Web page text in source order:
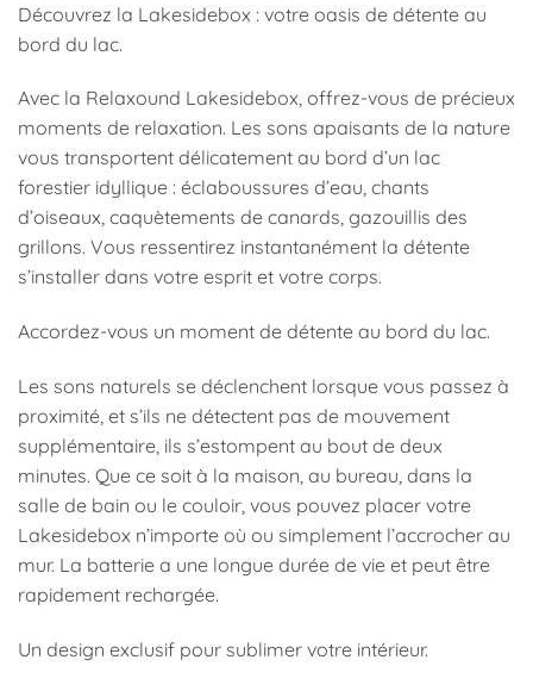
Découvrez la Lakesidebox : votre oasis de détente au
bord du lac.
Avec la Relaxound Lakesidebox, offrez-vous de précieux
moments de relaxation. Les sons apaisants de la nature
vous transportent délicatement au bord d’un lac
forestier idyllique : éclaboussures d’eau, chants
d’oiseaux, caquètements de canards, gazouillis des
grillons. Vous ressentirez instantanément la détente
s’installer dans votre esprit et votre corps.
Accordez-vous un moment de détente au bord du lac.
Les sons naturels se déclenchent lorsque vous passez à
proximité, et s’ils ne détectent pas de mouvement
supplémentaire, ils s’estompent au bout de deux
minutes. Que ce soit à la maison, au bureau, dans la
salle de bain ou le couloir, vous pouvez placer votre
Lakesidebox n’importe où ou simplement l’accrocher au
mur. La batterie a une longue durée de vie et peut être
rapidement rechargée.
Un design exclusif pour sublimer votre intérieur.